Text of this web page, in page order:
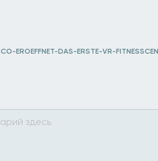
EROEFFNET-DAS-ERSTE-VR-